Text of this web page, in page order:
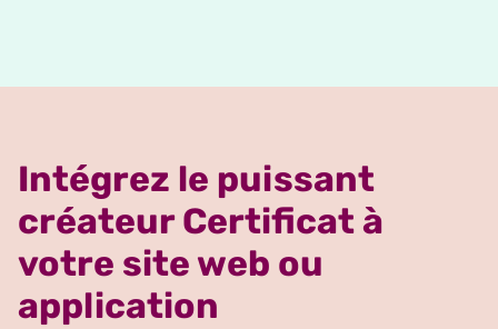
Intégrez le puissant
créateur Certificat à
votre site web ou
application